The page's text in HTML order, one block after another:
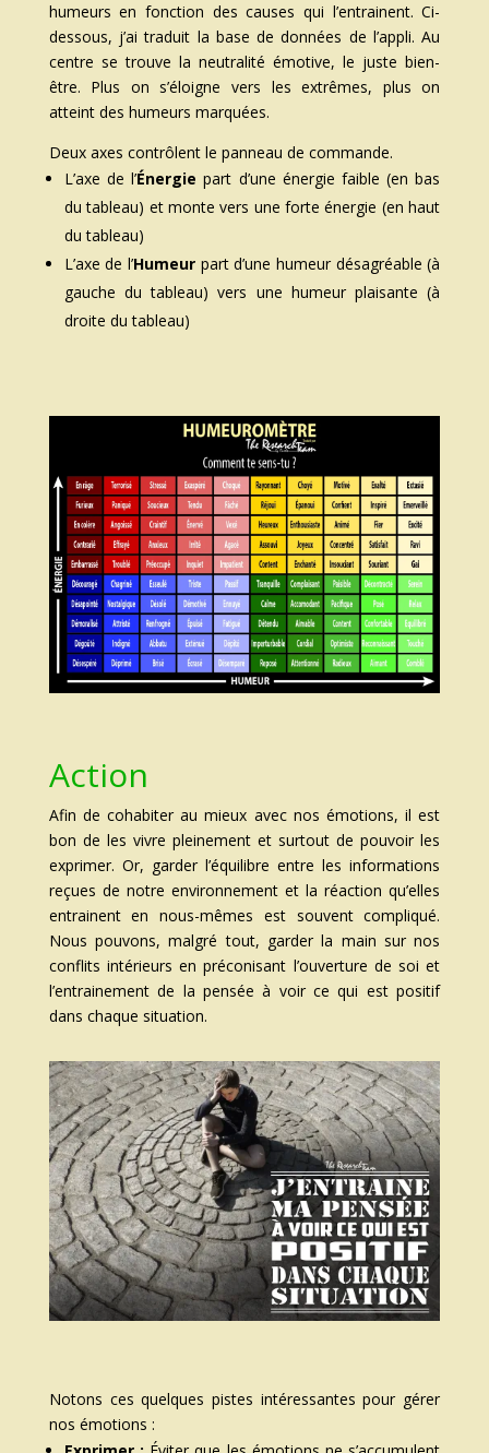
humeurs en fonction des causes qui l’entrainent. Ci-
dessous, j’ai traduit la base de données de l’appli. Au
centre se trouve la neutralité émotive, le juste bien-
être. Plus on s’éloigne vers les extrêmes, plus on
atteint des humeurs marquées.
Deux axes contrôlent le panneau de commande.
L’axe de l’Énergie part d’une énergie faible (en bas
du tableau) et monte vers une forte énergie (en haut
du tableau)
L’axe de l’Humeur part d’une humeur désagréable (à
gauche du tableau) vers une humeur plaisante (à
droite du tableau)
Action
Afin de cohabiter au mieux avec nos émotions, il est
bon de les vivre pleinement et surtout de pouvoir les
exprimer. Or, garder l’équilibre entre les informations
reçues de notre environnement et la réaction qu’elles
entrainent en nous-mêmes est souvent compliqué.
Nous pouvons, malgré tout, garder la main sur nos
conflits intérieurs en préconisant l’ouverture de soi et
l’entrainement de la pensée à voir ce qui est positif
dans chaque situation.
Notons ces quelques pistes intéressantes pour gérer
nos émotions :